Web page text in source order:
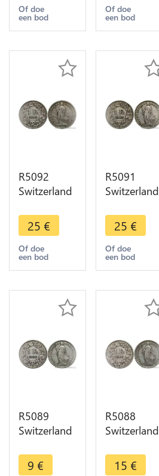
Berne Silver
-> Make
Of doe
een bod
Berne Silver
-> Make
Of doe
een bod
R5092
Switzerland
Helvetia
1903 B
Berne Silver
-> Make
25 €
Of doe
een bod
R5091
Switzerland
Helvetia
1903 B
Berne Silver
-> Make
25 €
Of doe
een bod
R5089
Switzerland
Helvetia
9 €
R5088
Switzerland
Helvetia
15 €